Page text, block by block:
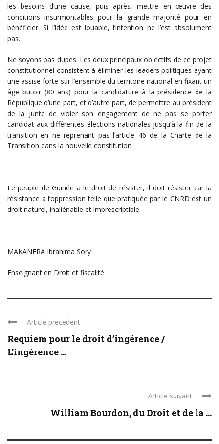
les besoins d’une cause, puis après, mettre en œuvre des
conditions insurmontables pour la grande majorité pour en
bénéficier. Si l’idée est louable, l’intention ne l’est absolument
pas.
Ne soyons pas dupes. Les deux principaux objectifs de ce projet
constitutionnel consistent à éliminer les leaders politiques ayant
une assise forte sur l’ensemble du territoire national en fixant un
âge butoir (80 ans) pour la candidature à la présidence de la
République d’une part, et d’autre part, de permettre au président
de la junte de violer son engagement de ne pas se porter
candidat aux différentes élections nationales jusqu’à la fin de la
transition en ne reprenant pas l’article 46 de la Charte de la
Transition dans la nouvelle constitution.
Le peuple de Guinée a le droit de résister, il doit résister car la
résistance à l’oppression telle que pratiquée par le CNRD est un
droit naturel, inaliénable et imprescriptible.
MAKANERA Ibrahima Sory
Enseignant en Droit et fiscalité
Article precedent
Requiem pour le droit d’ingérence /
L’ingérence ...
Article suivant
William Bourdon, du Droit et de la ...